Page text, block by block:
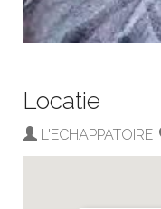
Locatie
L'ECHAPPATOIRE